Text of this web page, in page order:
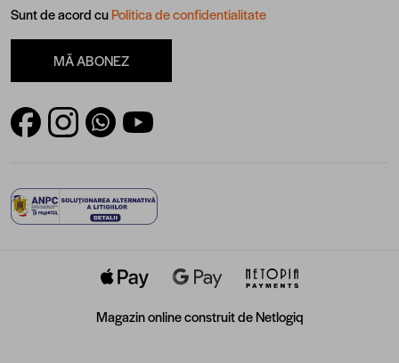
Sunt de acord cuPolitica de confidentialitate
MĂ ABONEZ
Magazin online construit deNetlogiq